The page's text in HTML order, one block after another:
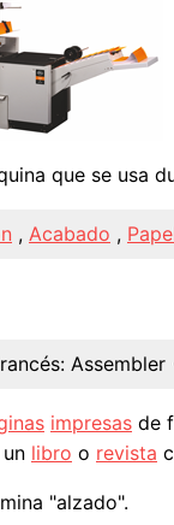
que se usa
, Acabado ,
Assembler
impresas de
libro o revista
"alzado".